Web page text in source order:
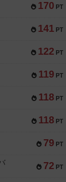
170 PT
141 PT
122 PT
119 PT
118 PT
118 PT
79 PT
72 PT